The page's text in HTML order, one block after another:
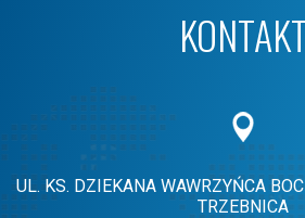
UL. KS. DZIEKANA WAWRZYŃCA
TRZEBNICA